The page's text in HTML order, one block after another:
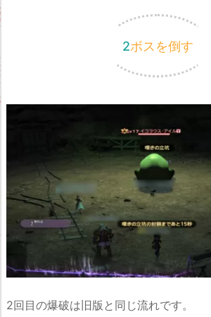
2ボスを倒す
2回目の爆破は旧版と同じ流れです。